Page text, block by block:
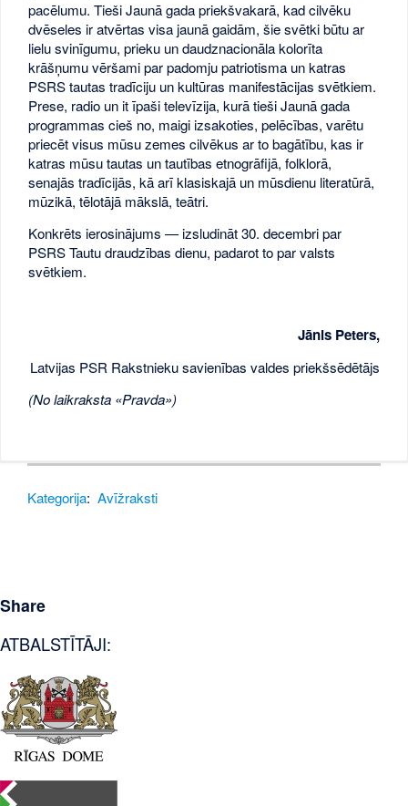
pacēlumu. Tieši Jaunā gada priekšvakarā, kad cilvēku
dvēseles ir atvērtas visa jaunā gaidām, šie svētki būtu ar
lielu svinīgumu, prieku un daudznacionāla kolorīta
krāšņumu vēršami par padomju patriotisma un katras
PSRS tautas tradīciju un kultūras manifestācijas svētkiem.
Prese, radio un it īpaši televīzija, kurā tieši Jaunā gada
programmas cieš no, maigi izsakoties, pelēcības, varētu
priecēt visus mūsu zemes cilvēkus ar to bagātību, kas ir
katras mūsu tautas un tautības etnogrāfijā, folklorā,
senajās tradīcijās, kā arī klasiskajā un mūsdienu literatūrā,
mūzikā, tēlotājā mākslā, teātri.
Konkrēts ierosinājums — izsludināt 30. decembri par
PSRS Tautu draudzības dienu, padarot to par valsts
svētkiem.
Jānis Peters,
Latvijas PSR Rakstnieku savienības valdes priekšsēdētājs
(No laikraksta «Pravda»)
Kategorija: Avīžraksti
Share
ATBALSTĪTĀJI: